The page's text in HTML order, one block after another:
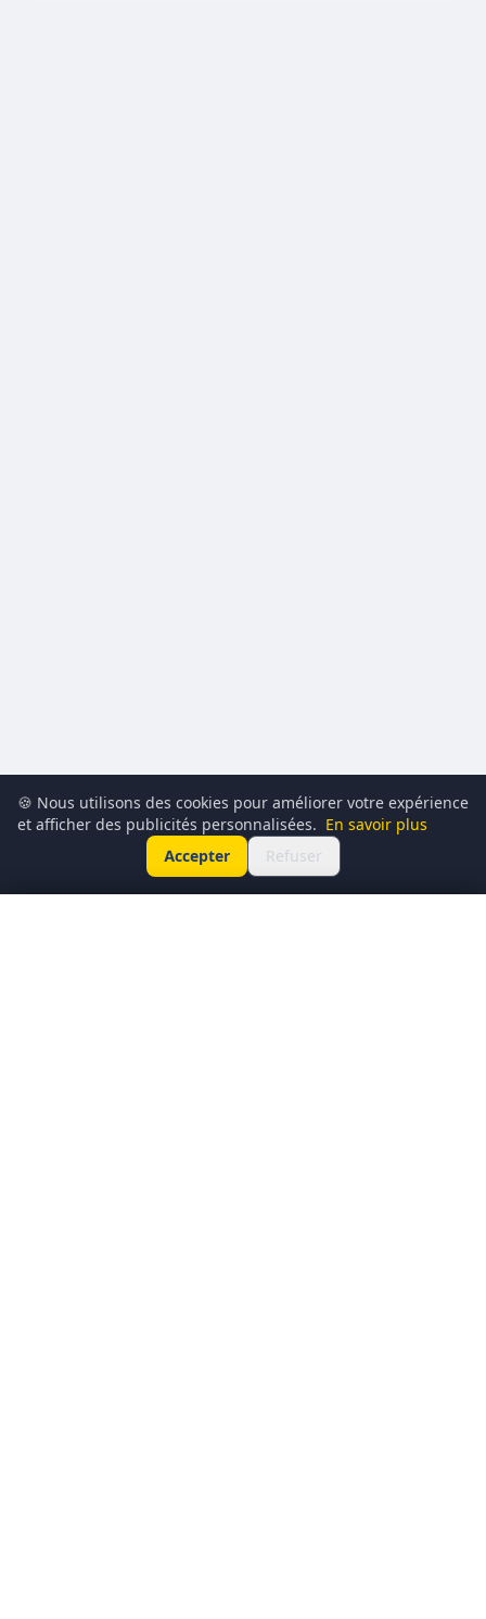
🍪 Nous utilisons des cookies pour améliorer votre expérience
et afficher des publicités personnalisées. En savoir plus
Accepter
Refuser